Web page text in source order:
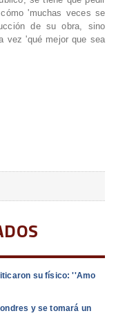
'muchas veces se
de su obra, sino
vez 'qué mejor que sea
su físico: ''Amo
y se tomará un